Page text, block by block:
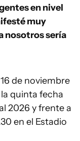
en nivel
muy
nosotros sería
de noviembre
quinta fecha
2026 y frente a
en el Estadio